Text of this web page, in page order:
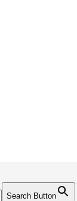
Search Button